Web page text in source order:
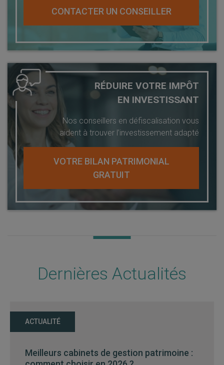
CONTACTER UN CONSEILLER
RÉDUIRE VOTRE IMPÔT
EN INVESTISSANT
Nos conseillers en défiscalisation vous
aident à trouver l’investissement adapté
VOTRE BILAN PATRIMONIAL
GRATUIT
Dernières Actualités
ACTUALITÉ
Meilleurs cabinets de gestion patrimoine :